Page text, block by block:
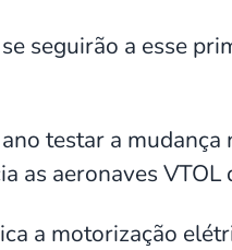
seguirão a esse
testar a
as aeronaves
a motorização